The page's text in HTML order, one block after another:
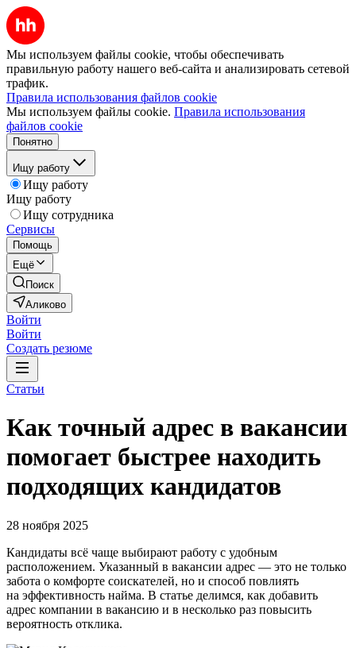
Мы используем файлы cookie, чтобы обеспечивать
правильную работу нашего веб-сайта и анализировать сетевой
трафик.
Правила использования файлов cookie
Мы используем файлы cookie. Правила использования
файлов cookie
Понятно
Ищу работу
Ищу работу
Ищу работу
Ищу сотрудника
Сервисы
Помощь
Ещё
Поиск
Аликово
Войти
Войти
Создать резюме
Статьи
Как точный адрес в вакансии
помогает быстрее находить
подходящих кандидатов
28 ноября 2025
Кандидаты всё чаще выбирают работу с удобным
расположением. Указанный в вакансии адрес — это не только
забота о комфорте соискателей, но и способ повлиять
на эффективность найма. В статье делимся, как добавить
адрес компании в вакансию и в несколько раз повысить
вероятность отклика.